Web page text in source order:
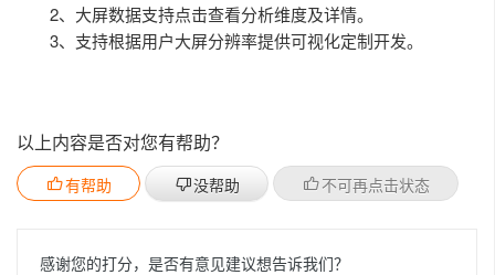
2、大屏数据支持点击查看分析维度及详情。
3、支持根据用户大屏分辨率提供可视化定制开发。
以上内容是否对您有帮助？
有帮助 没帮助 不可再点击状态
感谢您的打分，是否有意见建议想告诉我们？